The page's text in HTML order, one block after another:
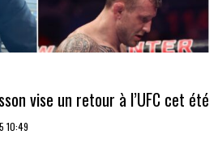
vise un retour à l’UFC cet été
10:49